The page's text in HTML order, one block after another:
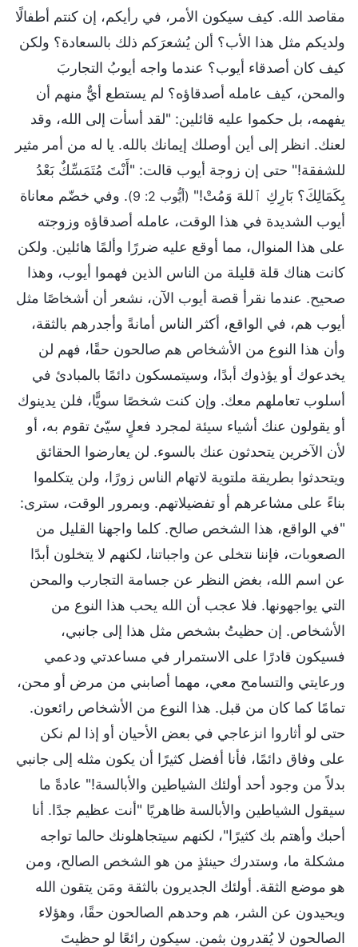
مقاصد الله. كيف سيكون الأمر، في رأيكم، إن كنتم أطفالًا
ولديكم مثل هذا الأب؟ ألن يُشعرَكم ذلك بالسعادة؟ ولكن
كيف كان أصدقاء أيوب؟ عندما واجه أيوبُ التجاربَ
والمحن، كيف عامله أصدقاؤه؟ لم يستطع أيٌّ منهم أن
يفهمه، بل حكموا عليه قائلين: "لقد أسأت إلى الله، وقد
لعنك. انظر إلى أين أوصلك إيمانك بالله. يا له من أمر مثير
للشفقة!" حتى إن زوجة أيوب قالت: "أَنْتَ مُتَمَسِّكٌ بَعْدُ
بِكَمَالِكَ؟ بَارِكِ ٱللهَ وَمُتْ!" (أيُّوب 2: 9)
. وفي خضّم معاناة
أيوب الشديدة في هذا الوقت، عامله أصدقاؤه وزوجته
على هذا المنوال، مما أوقع عليه ضررًا وألمًا هائلين. ولكن
كانت هناك قلة قليلة من الناس الذين فهموا أيوب، وهذا
صحيح. عندما نقرأ قصة أيوب الآن، نشعر أن أشخاصًا مثل
أيوب هم، في الواقع، أكثر الناس أمانةً وأجدرهم بالثقة،
وأن هذا النوع من الأشخاص هم صالحون حقًا، فهم لن
يخدعوك أو يؤذوك أبدًا، وسيتمسكون دائمًا بالمبادئ في
أسلوب تعاملهم معك. وإن كنت شخصًا سويًّا، فلن يدينوك
أو يقولون عنك أشياء سيئة لمجرد فعلٍ سيّئ تقوم به، أو
لأن الآخرين يتحدثون عنك بالسوء. لن يعارضوا الحقائق
ويتحدثوا بطريقة ملتوية لاتهام الناس زورًا، ولن يتكلموا
بناءً على مشاعرهم أو تفضيلاتهم. وبمرور الوقت، سترى:
"في الواقع، هذا الشخص صالح. كلما واجهنا القليل من
الصعوبات، فإننا نتخلى عن واجباتنا، لكنهم لا يتخلون أبدًا
عن اسم الله، بغض النظر عن جسامة التجارب والمحن
التي يواجهونها. فلا عجب أن الله يحب هذا النوع من
الأشخاص. إن حظيتُ بشخص مثل هذا إلى جانبي،
فسيكون قادرًا على الاستمرار في مساعدتي ودعمي
ورعايتي والتسامح معي، مهما أصابني من مرض أو محن،
تمامًا كما كان من قبل. هذا النوع من الأشخاص رائعون.
حتى لو أثاروا انزعاجي في بعض الأحيان أو إذا لم نكن
على وفاق دائمًا، فأنا أفضل كثيرًا أن يكون مثله إلى جانبي
بدلاً من وجود أحد أولئك الشياطين والأبالسة!" عادةً ما
سيقول الشياطين والأبالسة ظاهريًا "أنت عظيم جدًا. أنا
أحبك وأهتم بك كثيرًا"، لكنهم سيتجاهلونك حالما تواجه
مشكلة ما، وستدرك حينئذٍ من هو الشخص الصالح، ومن
هو موضع الثقة. أولئك الجديرون بالثقة ومَن يتقون الله
ويحيدون عن الشر، هم وحدهم الصالحون حقًا، وهؤلاء
الصالحون لا يُقدرون بثمن. سيكون رائعًا لو حظيتَ